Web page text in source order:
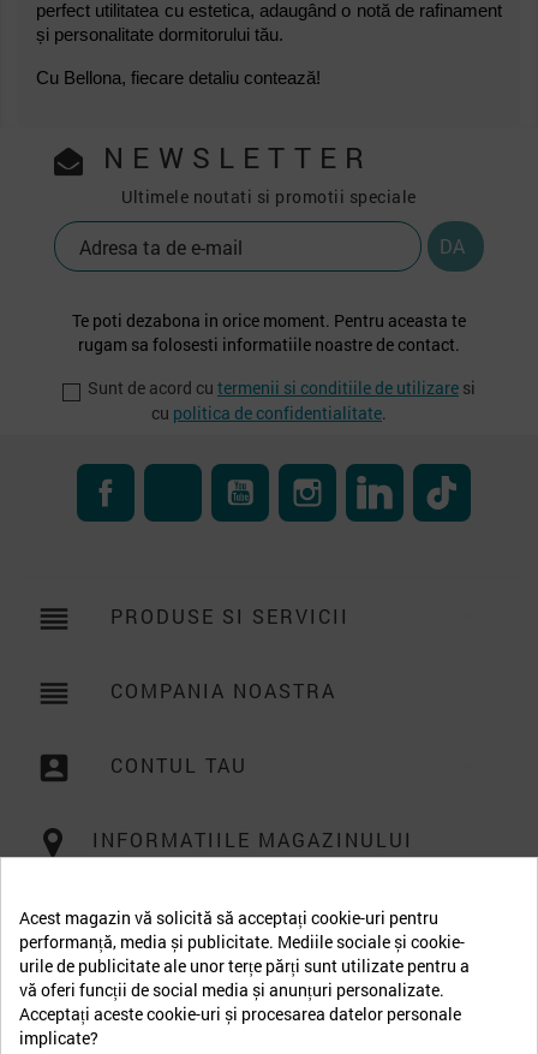
perfect utilitatea cu estetica, adaugând o notă de rafinament
și personalitate dormitorului tău.
Cu Bellona, fiecare detaliu contează!
NEWSLETTER
Ultimele noutati si promotii speciale
Te poti dezabona in orice moment. Pentru aceasta te
rugam sa folosesti informatiile noastre de contact.
Sunt de acord cu termenii si conditiile de utilizare si
cu politica de confidentialitate.
FacebookRSS YouTube InstagramLinkedIn
reorder PRODUSE SI SERVICII
reorder COMPANIA NOASTRA
account_box CONTUL TAU
INFORMATIILE MAGAZINULUI
Acest magazin vă solicită să acceptați cookie-uri pentru
performanță, media și publicitate. Mediile sociale și cookie-
urile de publicitate ale unor terțe părți sunt utilizate pentru a
vă oferi funcții de social media și anunțuri personalizate.
Acceptați aceste cookie-uri și procesarea datelor personale
implicate?